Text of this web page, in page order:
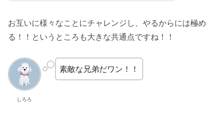
お互いに様々なことにチャレンジし、やるからには極め
る！！というところも大きな共通点ですね！！
しろろ
素敵な兄弟だワン！！